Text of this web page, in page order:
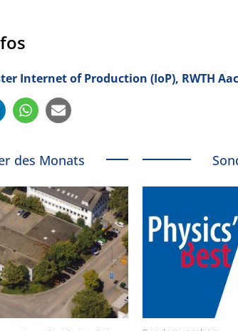
Internet of Production (IoP), RWTH
des Monats